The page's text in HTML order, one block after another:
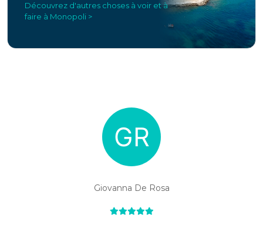
Découvrez d'autres choses à voir et à
faire à Monopoli >
Giovanna De Rosa